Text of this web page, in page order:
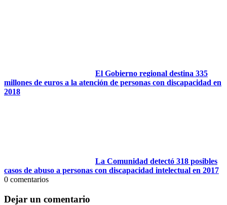
El Gobierno regional destina 335
millones de euros a la atención de personas con discapacidad en
2018
La Comunidad detectó 318 posibles
casos de abuso a personas con discapacidad intelectual en 2017
0 comentarios
Dejar un comentario